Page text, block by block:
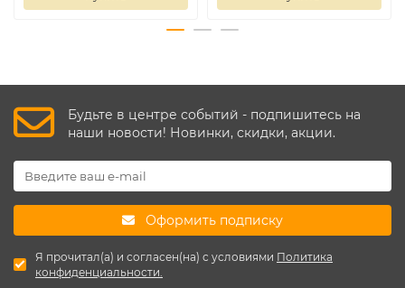
Будьте в центре событий - подпишитесь на
наши новости! Новинки, скидки, акции.
Оформить подписку
Я прочитал(а) и согласен(на) с условиями Политика
конфиденциальности.